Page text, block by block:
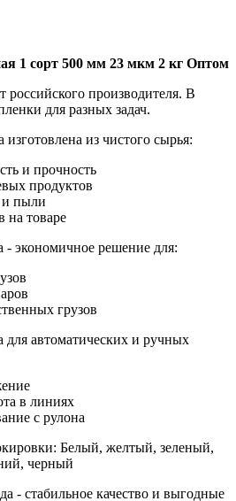
1 сорт 500 мм 23 мкм 2 кг Оптом
российского производителя. В
для разных задач.
из чистого сырья:
и прочность
продуктов
и пыли
на товаре
- экономичное решение для:
грузов
автоматических и ручных
в линиях
с рулона
Белый, желтый, зеленый,
черный
- стабильное качество и выгодные